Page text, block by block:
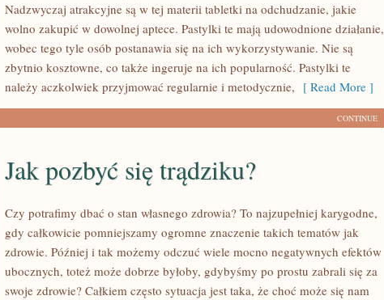
Nadzwyczaj atrakcyjne są w tej materii tabletki na odchudzanie, jakie
wolno zakupić w dowolnej aptece. Pastylki te mają udowodnione działanie,
wobec tego tyle osób postanawia się na ich wykorzystywanie. Nie są
zbytnio kosztowne, co także ingeruje na ich popularność. Pastylki te
należy aczkolwiek przyjmować regularnie i metodycznie, [ Read More ]
CONTINUE
Jak pozbyć się trądziku?
Czy potrafimy dbać o stan własnego zdrowia? To najzupełniej karygodne,
gdy całkowicie pomniejszamy ogromne znaczenie takich tematów jak
zdrowie. Później i tak możemy odczuć wiele mocno negatywnych efektów
ubocznych, toteż może dobrze byłoby, gdybyśmy po prostu zabrali się za
swoje zdrowie? Całkiem często sytuacja jest taka, że choć może się nam